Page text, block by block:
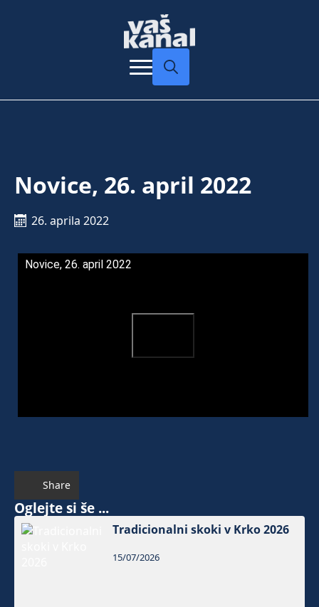
Novice, 26. april 2022
26. aprila 2022
Novice, 26. april 2022
Share
Oglejte si še ...
Tradicionalni skoki v Krko 2026
15/07/2026